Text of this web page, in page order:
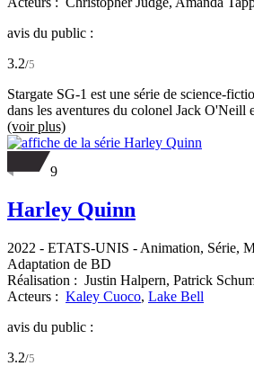
avis du public :
3.2/5
Stargate SG-1 est une série de science-
dans les aventures du colonel Jack O'Neill
(voir plus)
9
Harley Quinn
2022 - ETATS-UNIS - Animation, Série,
Adaptation de BD
Réalisation : Justin Halpern, Patrick
Acteurs : Kaley Cuoco, Lake Bell
avis du public :
3.2/5